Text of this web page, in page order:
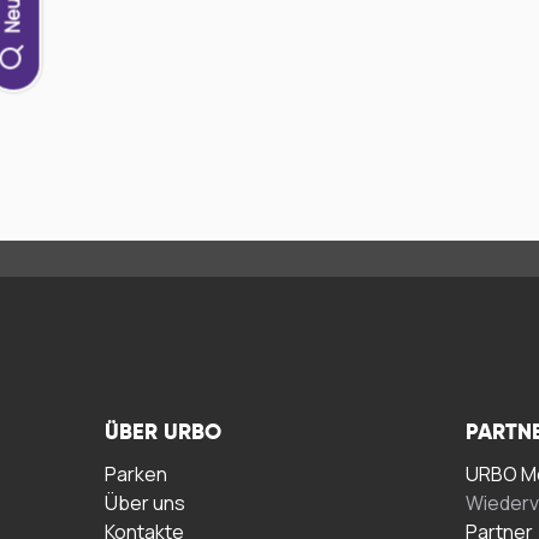
ÜBER URBO
Parken
Über uns
Kontakte
URBO
Partner